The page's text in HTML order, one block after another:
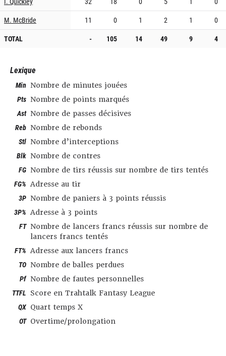
M. McBride
11 0 1 2 1
0
TOTAL
- 105 14 49 9 4
Lexique
Min Nombre de minutes jouées
Pts Nombre de points marqués
Ast Nombre de passes décisives
Reb Nombre de rebonds
Stl Nombre d’interceptions
Blk Nombre de contres
FG Nombre de tirs réussis sur nombre de tirs tentés
FG% Adresse au tir
3P Nombre de paniers à 3 points réussis
3P% Adresse à 3 points
FT Nombre de lancers francs réussis sur nombre de
lancers francs tentés
FT% Adresse aux lancers francs
TO Nombre de balles perdues
Pf Nombre de fautes personnelles
TTFL Score en Trahtalk Fantasy League
QX Quart temps X
OT Overtime/prolongation